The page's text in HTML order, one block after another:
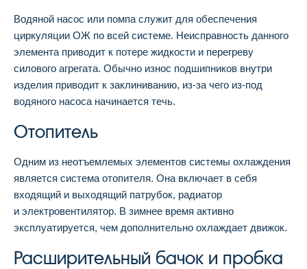
Водяной насос или помпа служит для обеспечения
циркуляции ОЖ по всей системе. Неисправность данного
элемента приводит к потере жидкости и перегреву
силового агрегата. Обычно износ подшипников внутри
изделия приводит к заклиниванию, из-за чего из-под
водяного насоса начинается течь.
Отопитель
Одним из неотъемлемых элементов системы охлаждения
является система отопителя. Она включает в себя
входящий и выходящий патрубок, радиатор
и электровентилятор. В зимнее время активно
эксплуатируется, чем дополнительно охлаждает движок.
Расширительный бачок и пробка